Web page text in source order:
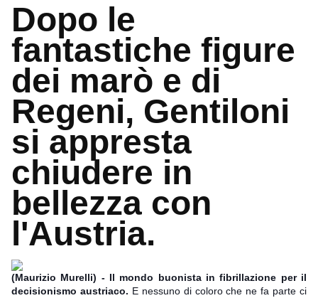
Dopo le
fantastiche figure
dei marò e di
Regeni, Gentiloni
si appresta
chiudere in
bellezza con
l'Austria.
(Maurizio Murelli) - Il mondo buonista in fibrillazione per il
decisionismo austriaco. E nessuno di coloro che ne fa parte ci